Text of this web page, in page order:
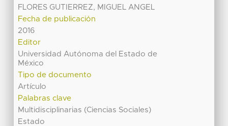
FLORES GUTIERREZ, MIGUEL ANGEL
Fecha de publicación
2016
Editor
Universidad Autónoma del Estado de
México
Tipo de documento
Artículo
Palabras clave
Multidisciplinarias (Ciencias Sociales)
Estado